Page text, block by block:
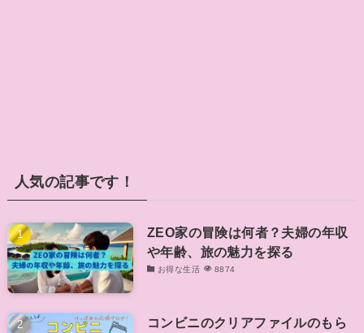
人気の記事です！
ZEO家の冒険は何者？夫婦の年収
や年齢、旅の魅力を探る
お得な生活 8874
コンビニのクリアファイルのもら